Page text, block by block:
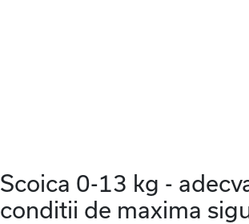
Scoica 0-13 kg -
conditii de maxima